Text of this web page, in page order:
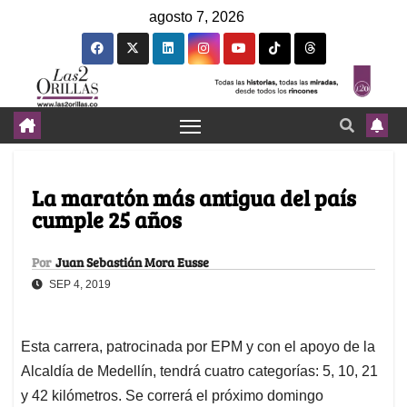
agosto 7, 2026
La maratón más antigua del país
cumple 25 años
Por Juan Sebastián Mora Eusse
SEP 4, 2019
Esta carrera, patrocinada por EPM y con el apoyo de la
Alcaldía de Medellín, tendrá cuatro categorías: 5, 10, 21
y 42 kilómetros. Se correrá el próximo domingo